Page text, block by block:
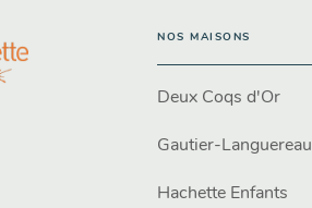
NOS MAISONS
Deux Coqs d'Or
Gautier-Languereau
Hachette Enfants